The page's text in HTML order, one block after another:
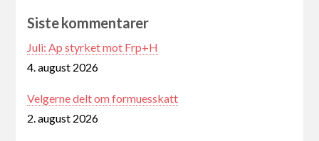
Siste kommentarer
Juli: Ap styrket mot Frp+H
4. august 2026
Velgerne delt om formuesskatt
2. august 2026